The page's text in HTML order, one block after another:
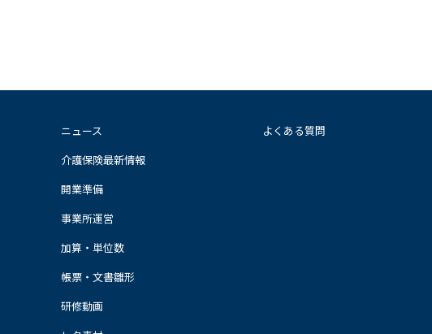
ニュース
介護保険最新情報
開業準備
事業所運営
加算・単位数
帳票・文書雛形
研修動画
よくある質問